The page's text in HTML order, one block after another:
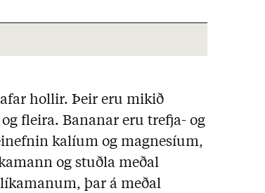
hollir. Þeir eru mikið
fleira. Bananar eru trefja- og
kalíum og magnesíum,
og stuðla meðal
þar á meðal